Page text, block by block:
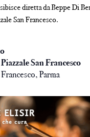
diretta da Beppe Di
San Francesco.
San Francesco
Parma